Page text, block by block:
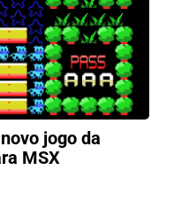
jogo da
MSX